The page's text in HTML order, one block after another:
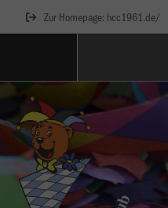
Zur Homepage: hcc1961.de/